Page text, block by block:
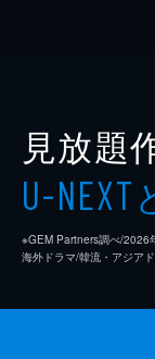
見放題
U-NEXT
※GEM Partners調べ/2026
海外ドラマ/韓流・アジア